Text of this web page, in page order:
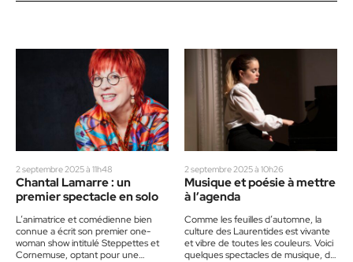
2 septembre 2025 à 11h48
Chantal Lamarre : un
premier spectacle en solo
L’animatrice et comédienne bien
connue a écrit son premier one-
woman show intitulé Steppettes et
Cornemuse, optant pour une
2 septembre 2025 à 10h26
Musique et poésie à mettre
à l’agenda
Comme les feuilles d’automne, la
culture des Laurentides est vivante
et vibre de toutes les couleurs. Voici
quelques spectacles de musique, de